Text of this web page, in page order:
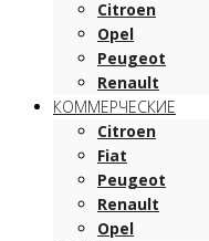
Citroen
Opel
Peugeot
Renault
КОММЕРЧЕСКИЕ
Citroen
Fiat
Peugeot
Renault
Opel